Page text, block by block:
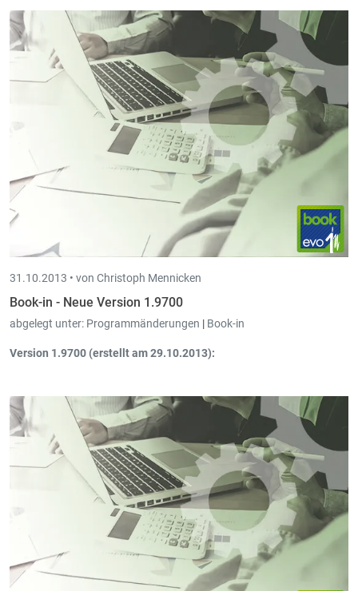
Jahre".
Abschreibungen: Beim Verändern der Subsidien und Steuern
hat man nun die Möglichkeit alle Anlagen der gleichen Kategorie
/ Hauptanlage gleichzeitig anzupassen.
31.10.2013 • von Christoph Mennicken
Book-in - Neue Version 1.9700
abgelegt unter: Programmänderungen | Book-in
Version 1.9700 (erstellt am 29.10.2013):
unter: Dokumente - Kunden - Mahnungen - Statistik.